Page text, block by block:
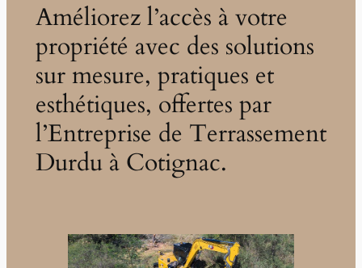
Améliorez l’accès à votre
propriété avec des solutions
sur mesure, pratiques et
esthétiques, offertes par
l’Entreprise de Terrassement
Durdu à Cotignac.